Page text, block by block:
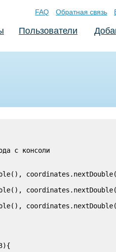
FAQ Обратная связь
Пользователи
с консоли